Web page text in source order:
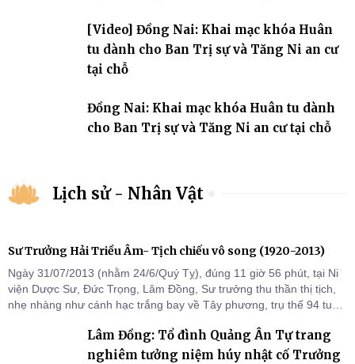
[Video] Đồng Nai: Khai mạc khóa Huân
tu dành cho Ban Trị sự và Tăng Ni an cư
tại chỗ
Đồng Nai: Khai mạc khóa Huân tu dành
cho Ban Trị sự và Tăng Ni an cư tại chỗ
Lịch sử - Nhân Vật
Sư Trưởng Hải Triều Âm- Tịch chiếu vô song (1920-2013)
Ngày 31/07/2013 (nhằm 24/6/Quý Tỵ), đúng 11 giờ 56 phút, tại Ni
viện Dược Sư, Đức Trọng, Lâm Đồng, Sư trưởng thu thần thị tịch,
nhẹ nhàng như cánh hạc trắng bay về Tây phương, trụ thế 94 tuổi
Lâm Đồng: Tổ đình Quảng Ân Tự trang
nghiêm tưởng niệm húy nhật cố Trưởng